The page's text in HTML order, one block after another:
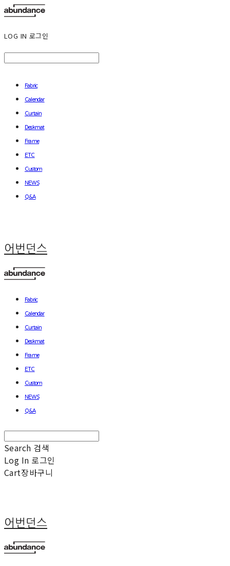
LOG IN 로그인
Fabric
Calendar
Curtain
Deskmat
Frame
ETC
Custom
NEWS
Q&A
어번던스
Fabric
Calendar
Curtain
Deskmat
Frame
ETC
Custom
NEWS
Q&A
Search 검색
Log In 로그인
Cart장바구니
어번던스